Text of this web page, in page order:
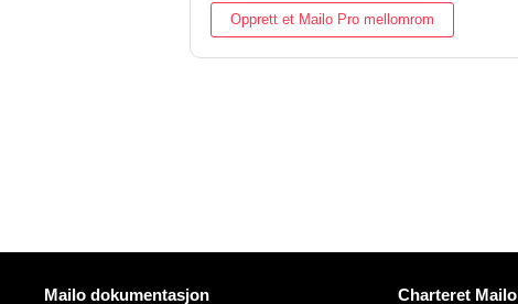
Opprett et Mailo Pro mellomrom
Mer informasjon
Mailo dokumentasjon Nyttige lenker
Charteret Mailo